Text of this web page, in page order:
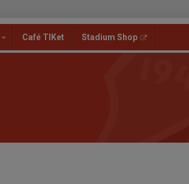
Café TIKet Stadium Shop